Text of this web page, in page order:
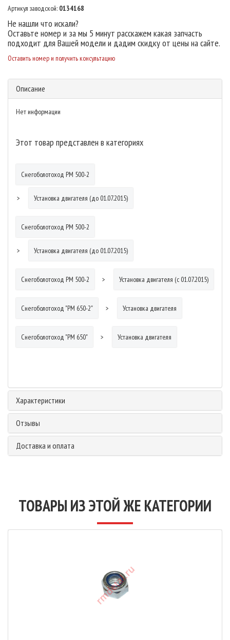
Артикул заводской: 0134168
Не нашли что искали?
Оставьте номер и за мы 5 минут расскажем какая запчасть
подходит для Вашей модели и дадим скидку от цены на сайте.
Оставить номер и получить консультацию
Описание
Нет информации
Этот товар представлен в категориях
Снегоболотоход РМ 500-2
Установка двигателя (до 01.07.2015)
Снегоболотоход РМ 500-2
Установка двигателя (до 01.07.2015)
Снегоболотоход РМ 500-2 Установка двигателя (с 01.07.2015)
Снегоболотоход "РМ 650-2" Установка двигателя
Снегоболотоход "РМ 650" Установка двигателя
Характеристики
Отзывы
Доставка и оплата
ТОВАРЫ ИЗ ЭТОЙ ЖЕ КАТЕГОРИИ